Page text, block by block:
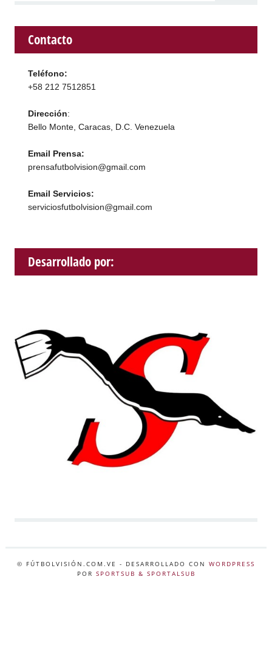
Contacto
Teléfono:
+58 212 7512851
Dirección:
Bello Monte, Caracas, D.C. Venezuela
Email Prensa:
prensafutbolvision@gmail.com
Email Servicios:
serviciosfutbolvision@gmail.com
Desarrollado por:
© FÚTBOLVISIÓN.COM.VE - DESARROLLADO CON WORDPRESS
POR SPORTSUB & SPORTALSUB